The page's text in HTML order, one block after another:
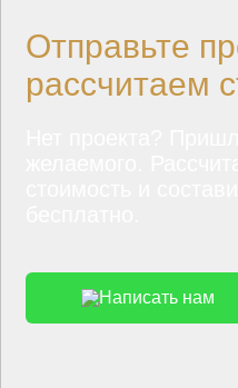
Отправьте
рассчитаем
Написать нам